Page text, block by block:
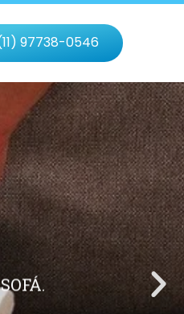
97738-0546